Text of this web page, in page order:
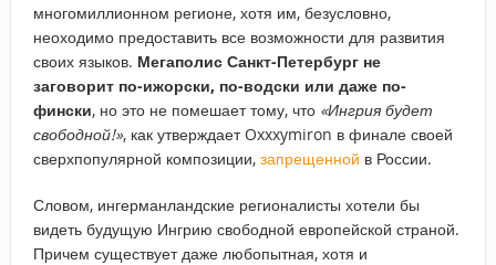
многомиллионном регионе, хотя им, безусловно,
неоходимо предоставить все возможности для развития
своих языков. Мегаполис Санкт-Петербург не
заговорит по-ижорски, по-водски или даже по-
фински, но это не помешает тому, что «Ингрия будет
свободной!», как утверждает Oxxxymiron в финале своей
сверхпопулярной композиции, запрещенной в России.
Словом, ингерманландские регионалисты хотели бы
видеть будущую Ингрию свободной европейской страной.
Причем существует даже любопытная, хотя и